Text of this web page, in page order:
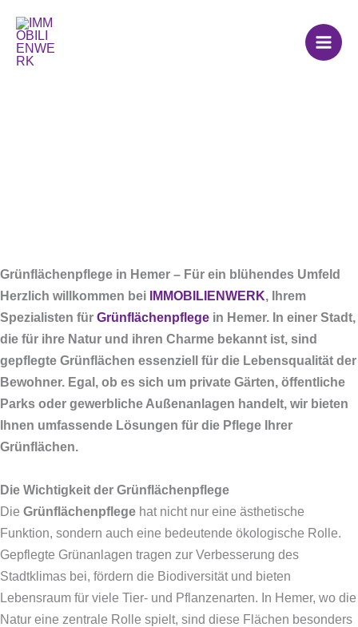
Inhalt
springen
Grünflächenpflege in
Grünflächenpflege in Hemer – Für ein blühendes Umfeld
Herzlich willkommen bei
IMMOBILIENWERK, Ihrem
Spezialisten für Grünflächenpflege in Hemer. In einer Stadt,
die für ihre Natur und ihren Charme bekannt ist, sind
gepflegte Grünflächen essenziell für die Lebensqualität der
Bewohner. Egal, ob es sich um private Gärten, öffentliche
Parks oder gewerbliche Außenanlagen handelt, wir bieten
Ihnen umfassende Lösungen für die Pflege Ihrer
Grünflächen.
Die Wichtigkeit der Grünflächenpflege
Die Grünflächenpflege hat nicht nur eine ästhetische
Funktion, sondern auch eine bedeutende ökologische Rolle.
Gepflegte Grünanlagen tragen zur Verbesserung des
Stadtklimas bei, fördern die Biodiversität und bieten
Lebensraum für viele Tier- und Pflanzenarten. In Hemer, wo die
Natur eine zentrale Rolle spielt, sind diese Flächen besonders